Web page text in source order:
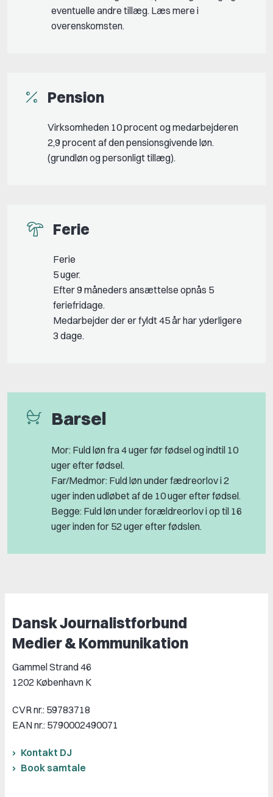
eventuelle andre tillæg. Læs mere i
overenskomsten.
Pension
Virksomheden 10 procent og medarbejderen
2,9 procent af den pensionsgivende løn.
(grundløn og personligt tillæg).
Ferie
Ferie
5 uger.
Efter 9 måneders ansættelse opnås 5
feriefridage.
Medarbejder der er fyldt 45 år har yderligere
3 dage.
Barsel
Mor: Fuld løn fra 4 uger før fødsel og indtil 10
uger efter fødsel.
Far/Medmor: Fuld løn under fædreorlov i 2
uger inden udløbet af de 10 uger efter fødsel.
Begge: Fuld løn under forældreorlov i op til 16
uger inden for 52 uger efter fødslen.
Dansk Journalistforbund
Medier & Kommunikation
Gammel Strand 46
1202 København K
CVR nr.: 59783718
EAN nr.: 5790002490071
Kontakt DJ
Book samtale